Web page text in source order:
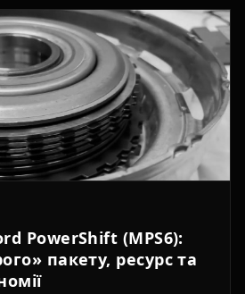
PowerShift (MPS6):
пакету, ресурс та